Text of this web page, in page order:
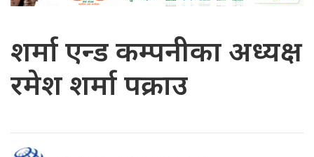
शर्मा एन्ड कम्पनीका अध्यक्ष
रमेश शर्मा पक्राउ